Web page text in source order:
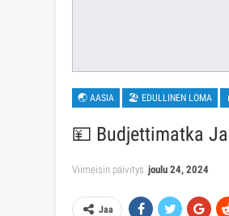
🌏 AASIA 🏖 EDULLINEN LOMA
💴 Budjettimatka
Viimeisin päivitys joulu 24, 2024
Jaa